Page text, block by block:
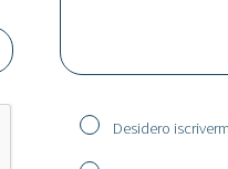
Desidero